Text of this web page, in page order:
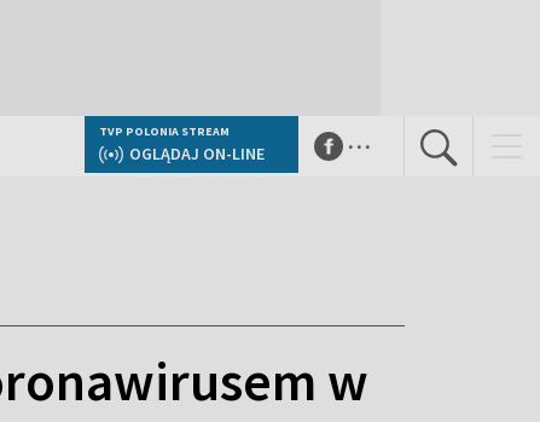
TVP POLONIA STREAM
OGLĄDAJ ON-LINE ...
w